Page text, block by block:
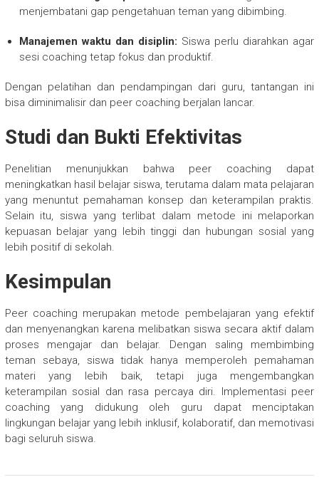
menjembatani gap pengetahuan teman yang dibimbing.
Manajemen waktu dan disiplin: Siswa perlu diarahkan agar
sesi coaching tetap fokus dan produktif.
Dengan pelatihan dan pendampingan dari guru, tantangan ini
bisa diminimalisir dan peer coaching berjalan lancar.
Studi dan Bukti Efektivitas
Penelitian menunjukkan bahwa peer coaching dapat
meningkatkan hasil belajar siswa, terutama dalam mata pelajaran
yang menuntut pemahaman konsep dan keterampilan praktis.
Selain itu, siswa yang terlibat dalam metode ini melaporkan
kepuasan belajar yang lebih tinggi dan hubungan sosial yang
lebih positif di sekolah.
Kesimpulan
Peer coaching merupakan metode pembelajaran yang efektif
dan menyenangkan karena melibatkan siswa secara aktif dalam
proses mengajar dan belajar. Dengan saling membimbing
teman sebaya, siswa tidak hanya memperoleh pemahaman
materi yang lebih baik, tetapi juga mengembangkan
keterampilan sosial dan rasa percaya diri. Implementasi peer
coaching yang didukung oleh guru dapat menciptakan
lingkungan belajar yang lebih inklusif, kolaboratif, dan memotivasi
bagi seluruh siswa.